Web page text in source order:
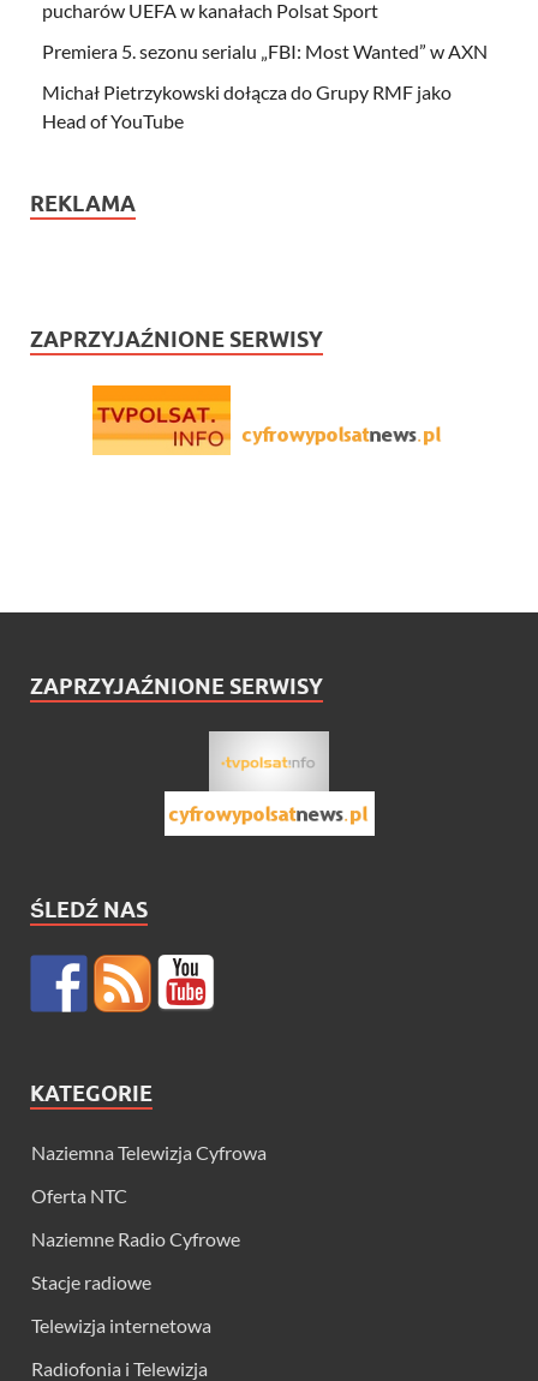
pucharów UEFA w kanałach Polsat Sport
Premiera 5. sezonu serialu „FBI: Most Wanted” w AXN
Michał Pietrzykowski dołącza do Grupy RMF jako
Head of YouTube
REKLAMA
ZAPRZYJAŹNIONE SERWISY
ZAPRZYJAŹNIONE SERWISY
ŚLEDŹ NAS
KATEGORIE
Naziemna Telewizja Cyfrowa
Oferta NTC
Naziemne Radio Cyfrowe
Stacje radiowe
Telewizja internetowa
Radiofonia i Telewizja